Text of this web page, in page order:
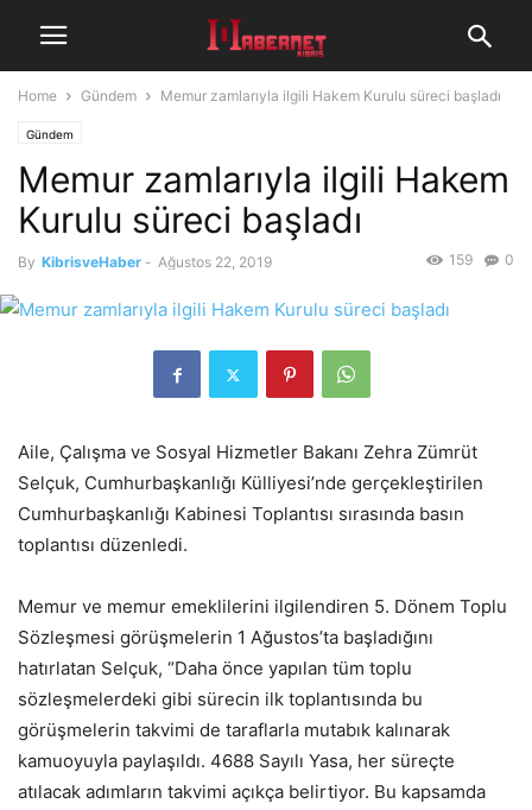
Home Gündem Memur zamlarıyla ilgili Hakem Kurulu süreci başladı
Gündem
Memur zamlarıyla ilgili Hakem
Kurulu süreci başladı
By KibrisveHaber - Ağustos 22, 2019 0
159
Aile, Çalışma ve Sosyal Hizmetler Bakanı Zehra Zümrüt
Selçuk, Cumhurbaşkanlığı Külliyesi’nde gerçekleştirilen
Cumhurbaşkanlığı Kabinesi Toplantısı sırasında basın
toplantısı düzenledi.
Memur ve memur emeklilerini ilgilendiren 5. Dönem Toplu
Sözleşmesi görüşmelerin 1 Ağustos’ta başladığını
hatırlatan Selçuk, “Daha önce yapılan tüm toplu
sözleşmelerdeki gibi sürecin ilk toplantısında bu
görüşmelerin takvimi de taraflarla mutabık kalınarak
kamuoyuyla paylaşıldı. 4688 Sayılı Yasa, her süreçte
atılacak adımların takvimi açıkça belirtiyor. Bu kapsamda